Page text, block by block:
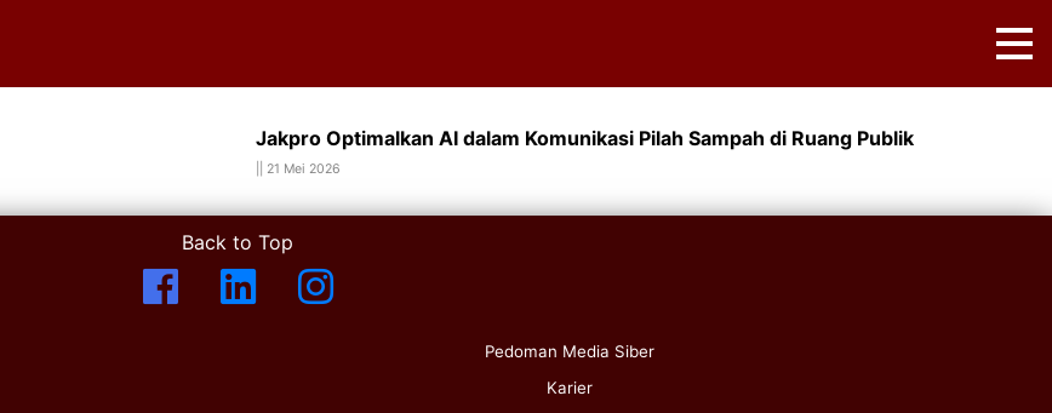
Jakpro Optimalkan AI dalam Komunikasi Pilah Sampah di Ruang Publik
21 Mei 2026
Back to Top
Pedoman Media Siber
Karier